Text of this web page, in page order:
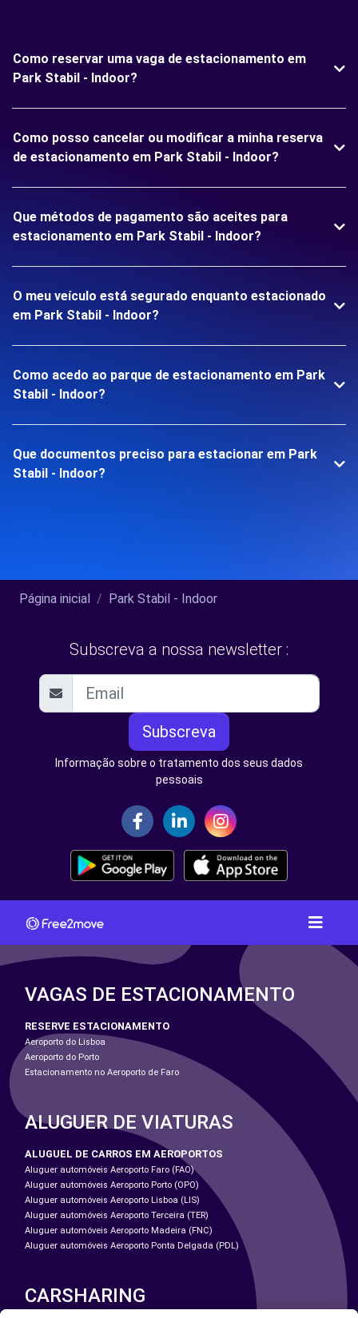
Como reservar uma vaga de estacionamento em
Park Stabil - Indoor?
Como posso cancelar ou modificar a minha reserva
de estacionamento em Park Stabil - Indoor?
Que métodos de pagamento são aceites para
estacionamento em Park Stabil - Indoor?
O meu veículo está segurado enquanto estacionado
em Park Stabil - Indoor?
Como acedo ao parque de estacionamento em Park
Stabil - Indoor?
Que documentos preciso para estacionar em Park
Stabil - Indoor?
Página inicial Park Stabil - Indoor
Subscreva a nossa newsletter :
Subscreva
Informação sobre o tratamento dos seus dados
pessoais
VAGAS DE ESTACIONAMENTO
RESERVE ESTACIONAMENTO
Aeroporto do Lisboa
Aeroporto do Porto
Estacionamento no Aeroporto de Faro
ALUGUER DE VIATURAS
ALUGUEL DE CARROS EM AEROPORTOS
Aluguer automóveis Aeroporto Faro (FAO)
Aluguer automóveis Aeroporto Porto (OPO)
Aluguer automóveis Aeroporto Lisboa (LIS)
Aluguer automóveis Aeroporto Terceira (TER)
Aluguer automóveis Aeroporto Madeira (FNC)
Aluguer automóveis Aeroporto Ponta Delgada (PDL)
CARSHARING